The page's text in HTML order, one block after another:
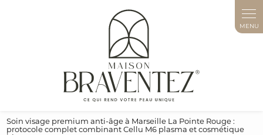
Soin visage premium anti-âge à Marseille La Pointe Rouge :
protocole complet combinant Cellu M6 plasma et cosmétique